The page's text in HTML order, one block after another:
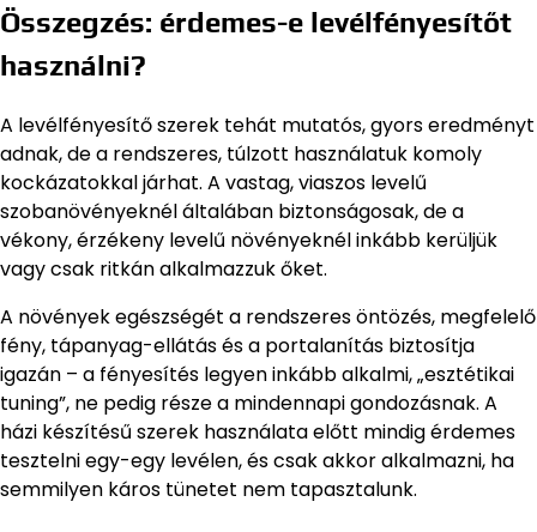
Összegzés: érdemes-e levélfényesítőt
használni?
A levélfényesítő szerek tehát mutatós, gyors eredményt
adnak, de a rendszeres, túlzott használatuk komoly
kockázatokkal járhat. A vastag, viaszos levelű
szobanövényeknél általában biztonságosak, de a
vékony, érzékeny levelű növényeknél inkább kerüljük
vagy csak ritkán alkalmazzuk őket.
A növények egészségét a rendszeres öntözés, megfelelő
fény, tápanyag-ellátás és a portalanítás biztosítja
igazán – a fényesítés legyen inkább alkalmi, „esztétikai
tuning”, ne pedig része a mindennapi gondozásnak. A
házi készítésű szerek használata előtt mindig érdemes
tesztelni egy-egy levélen, és csak akkor alkalmazni, ha
semmilyen káros tünetet nem tapasztalunk.